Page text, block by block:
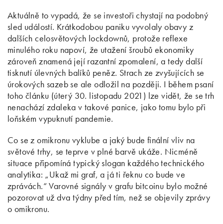
Aktuálně to vypadá, že se investoři chystají na podobný
sled událostí. Krátkodobou paniku vyvolaly obavy z
dalších celosvětových lockdownů, protože reflexe
minulého roku napoví, že utažení šroubů ekonomiky
zároveň znamená její razantní zpomalení, a tedy další
tisknutí úlevných balíků peněz. Strach ze zvyšujících se
úrokových sazeb se ale odložil na později. I během psaní
toho článku (úterý 30. listopadu 2021) lze vidět, že se trh
nenachází zdaleka v takové panice, jako tomu bylo při
loňském vypuknutí pandemie.
Co se z omikronu vyklube a jaký bude finální vliv na
světové trhy, se teprve v plné barvě ukáže. Nicméně
situace připomíná typický slogan každého technického
analytika: „Ukaž mi graf, a já ti řeknu co bude ve
zprávách.“ Varovné signály v grafu bitcoinu bylo možné
pozorovat už dva týdny před tím, než se objevily zprávy
o omikronu.